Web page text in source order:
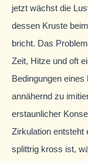
jetzt wächst die
dessen Kruste
bricht. Das
Zeit, Hitze und oft
Bedingungen
annähernd zu
erstaunlicher
Zirkulation entsteht
splittrig kross ist,